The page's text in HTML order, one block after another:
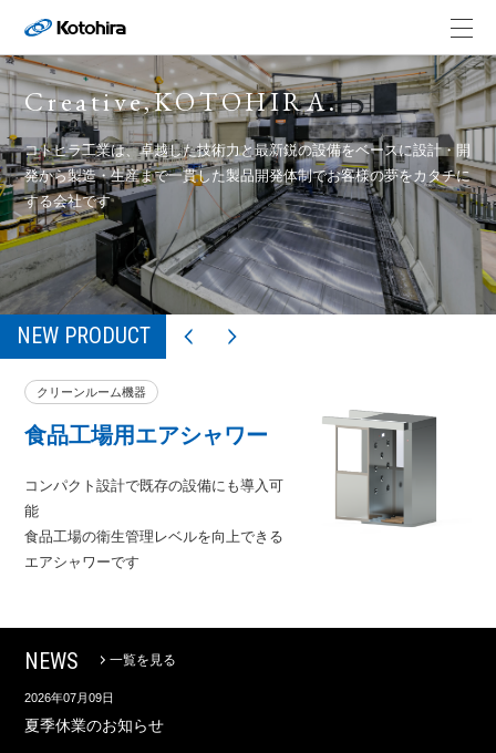
Creative,KOTOHIRA.
コトヒラ工業は、卓越した技術力と最新鋭の設備をベースに設計・開
発から製造・生産まで一貫した製品開発体制でお客様の夢をカタチに
する会社です
NEW PRODUCT
クリーンルーム機器
食品工場用エアシャワー
コンパクト設計で既存の設備にも導入可
能
食品工場の衛生管理レベルを向上できる
エアシャワーです
NEWS 一覧を見る
2026年07月09日
夏季休業のお知らせ